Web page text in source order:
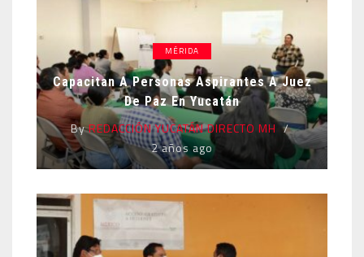
MÉRIDA
Capacitan A Personas Aspirantes A Juez
De Paz En Yucatán
ByREDACCIÓN YUCATÁN DIRECTO MH
2 años ago